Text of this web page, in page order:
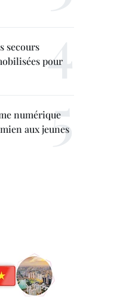
secours
pour
numérique
aux jeunes